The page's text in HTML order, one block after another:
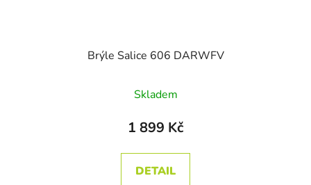
Brýle Salice 606 DARWFV
Skladem
1 899 Kč
DETAIL